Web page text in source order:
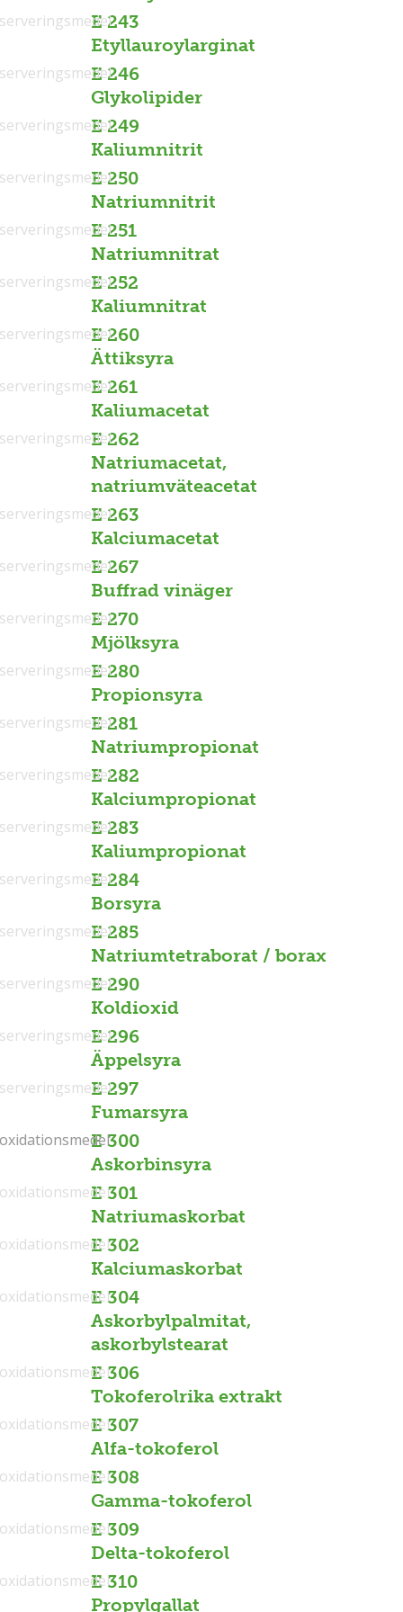
E 243
Etyllauroylarginat
E 246
Glykolipider
E 249
Kaliumnitrit
E 250
Natriumnitrit
E 251
Natriumnitrat
E 252
Kaliumnitrat
E 260
Ättiksyra
E 261
Kaliumacetat
E 262
Natriumacetat,
natriumväteacetat
E 263
Kalciumacetat
E 267
Buffrad vinäger
E 270
Mjölksyra
E 280
Propionsyra
E 281
Natriumpropionat
E 282
Kalciumpropionat
E 283
Kaliumpropionat
E 284
Borsyra
E 285
Natriumtetraborat / borax
E 290
Koldioxid
E 296
Äppelsyra
E 297
Fumarsyra
E 300
Askorbinsyra
E 301
Natriumaskorbat
E 302
Kalciumaskorbat
E 304
Askorbylpalmitat,
askorbylstearat
E 306
Tokoferolrika extrakt
E 307
Alfa-tokoferol
E 308
Gamma-tokoferol
E 309
Delta-tokoferol
E 310
Propylgallat